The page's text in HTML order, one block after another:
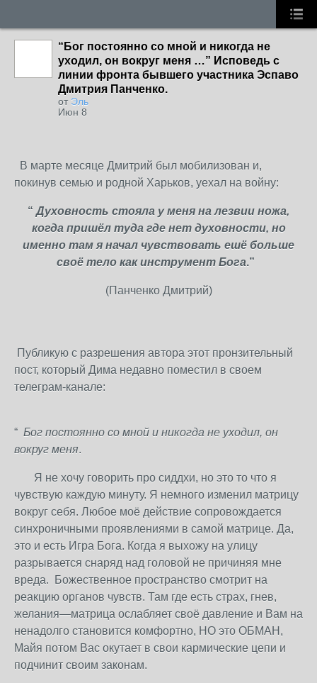
“Бог постоянно со мной и никогда не
уходил, он вокруг меня …” Исповедь с
линии фронта бывшего участника Эспаво
Дмитрия Панченко.
от Эль
Июн 8
В марте месяце Дмитрий был мобилизован и,
покинув семью и родной Харьков, уехал на войну:
“Духовность стояла у меня на лезвии ножа,
когда пришёл туда где нет духовности, но
именно там я начал чувствовать ешё больше
своё тело как инструмент Бога.”
(Панченко Дмитрий)
Публикую с разрешения автора этот пронзительный
пост, который Дима недавно поместил в своем
телеграм-канале:
“ Бог постоянно со мной и никогда не уходил, он
вокруг меня.
Я не хочу говорить про сиддхи, но это то что я
чувствую каждую минуту. Я немного изменил матрицу
вокруг себя. Любое моё действие сопровождается
синхроничными проявлениями в самой матрице. Да,
это и есть Игра Бога. Когда я выхожу на улицу
разрывается снаряд над головой не причиняя мне
вреда.
Божественное пространство смотрит на
реакцию органов чувств. Там где есть страх, гнев,
желания—матрица ослабляет своё давление и Вам на
ненадолго становится комфортно, НО это ОБМАН,
Майя потом Вас окутает в свои кармические цепи и
подчинит своим законам.